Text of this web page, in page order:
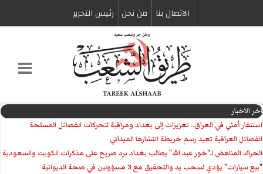
الاتصال بنا من نحن رئیس التحریر
اخر الاخبار
استنفار أمني في العراق.. تعزيزات إلى بغداد ومراقبة لتحركات الفصائل المسلحة
الفصائل العراقية تعيد رسم خريطة انتشارها الميداني
الحراك المناهض لـ"خور عبد الله" يطالب بغداد برد صريح على مذكرات الكويت والسعودية
"بيع سيارات" يؤدي لسحب يد والتحقيق مع 3 مسؤولين في صحة الديوانية